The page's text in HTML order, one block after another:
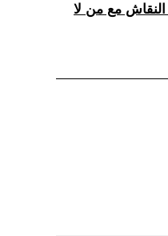
النقاش مع من لا